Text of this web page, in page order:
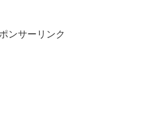
ンサーリンク